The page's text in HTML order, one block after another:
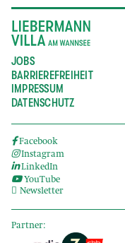
JOBS
BARRIEREFREIHEIT
IMPRESSUM
DATENSCHUTZ
Facebook
Instagram
LinkedIn
YouTube
Newsletter
Partner: